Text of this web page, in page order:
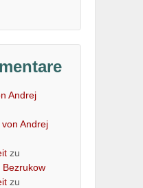
Andrej
Andrej
zu
Bezrukow
zu